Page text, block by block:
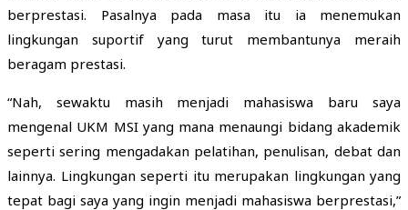
berprestasi. Pasalnya pada masa itu ia menemukan
lingkungan suportif yang turut membantunya meraih
beragam prestasi.
“Nah, sewaktu masih menjadi mahasiswa baru saya
mengenal UKM MSI yang mana menaungi bidang akademik
seperti sering mengadakan pelatihan, penulisan, debat dan
lainnya. Lingkungan seperti itu merupakan lingkungan yang
tepat bagi saya yang ingin menjadi mahasiswa berprestasi,”